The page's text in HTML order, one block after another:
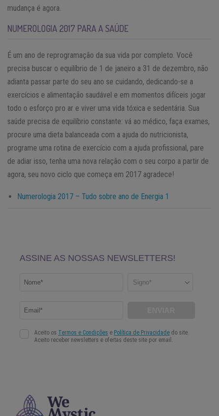
mudança é agora.
NUMEROLOGIA 2017 PARA A SAÚDE
É um ano de reprogramação da sua vida por completo. Você
precisa buscar o equilíbrio de 1 de janeiro a 31 de dezembro, não
adianta passar parte do seu ano se cuidando, dedicando-se a
exercícios e alimentação saudável e em momentos difíceis jogar
todo o esforço pro ar e viver uma vida tóxica e sedentária. Sua
saúde precisa de equilíbrio constante: vá ao médico, faça exames,
procure uma dieta balanceada com a ajuda do nutricionista,
programe uma rotina de exercício com a ajuda profissional, pare
de adiar isso, tenha uma nova relação com o seu corpo a partir de
agora, seu novo ciclo que começa em 2017 agradece!
Numerologia 2017 – Tudo sobre ano de Energia 1